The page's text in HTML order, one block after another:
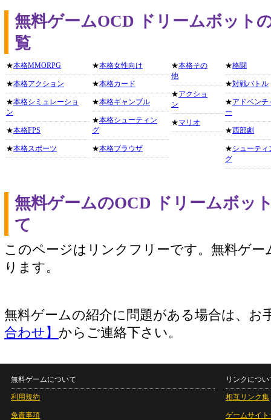
無料ゲームOCD ドリームボット
覧
★本格MMORPG
★本格アクション
★本格シミュレーショ
ン
★本格FPS
★本格スポーツ
★本格女性向け
★本格カード
★本格ギャンブル
★本格シューティン
グ
★本格ブラウザ
★本格その
他
★アクショ
ン
★マリオ
★格闘
★対戦バトル
★アドベンチ
ー
★西部劇
★シューティ
グ
無料ゲームのOCD ドリームボッ
て
このページはリンクフリーです。無料ゲー
ります。
無料ゲームの紹介に問題がある場合は、お
合わせ】 からご連絡下さい。
無料ゲームについて
利用規約
免責事項
リンクについ
相互リンク集
ゲームサイト